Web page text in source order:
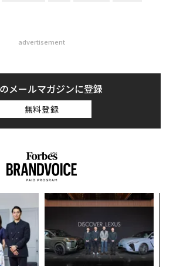
advertisement
メールマガジンに登録
無料登録